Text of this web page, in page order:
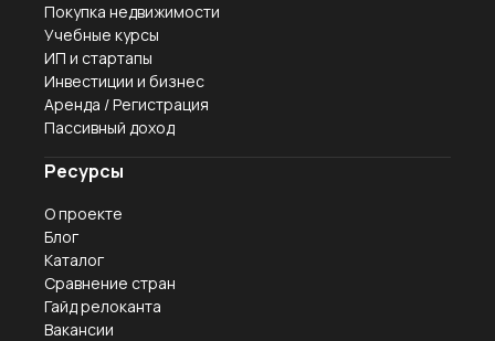
Покупка недвижимости
Учебные курсы
ИП и стартапы
Инвестиции и бизнес
Аренда / Регистрация
Пассивный доход
Ресурсы
О проекте
Блог
Каталог
Сравнение стран
Гайд релоканта
Вакансии